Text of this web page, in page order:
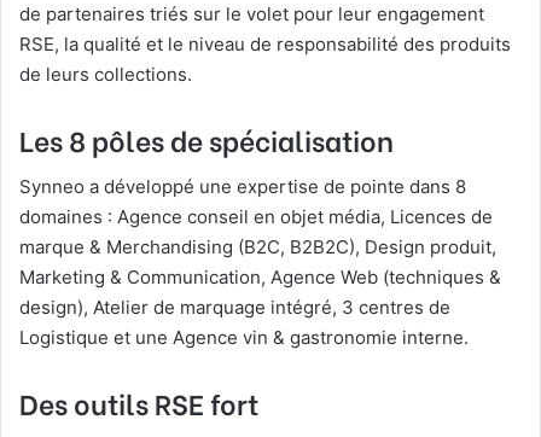
de partenaires triés sur le volet pour leur engagement
RSE, la qualité et le niveau de responsabilité des produits
de leurs collections.
Les 8 pôles de spécialisation
Synneo a développé une expertise de pointe dans 8
domaines : Agence conseil en objet média, Licences de
marque & Merchandising (B2C, B2B2C), Design produit,
Marketing & Communication, Agence Web (techniques &
design), Atelier de marquage intégré, 3 centres de
Logistique et une Agence vin & gastronomie interne.
Des outils RSE fort